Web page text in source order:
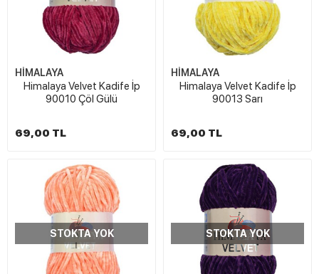
HİMALAYA
Himalaya Velvet Kadife İp
90010 Çöl Gülü
69,00 TL
HİMALAYA
Himalaya Velvet Kadife İp
90013 Sarı
69,00 TL
STOKTA YOK STOKTA YOK